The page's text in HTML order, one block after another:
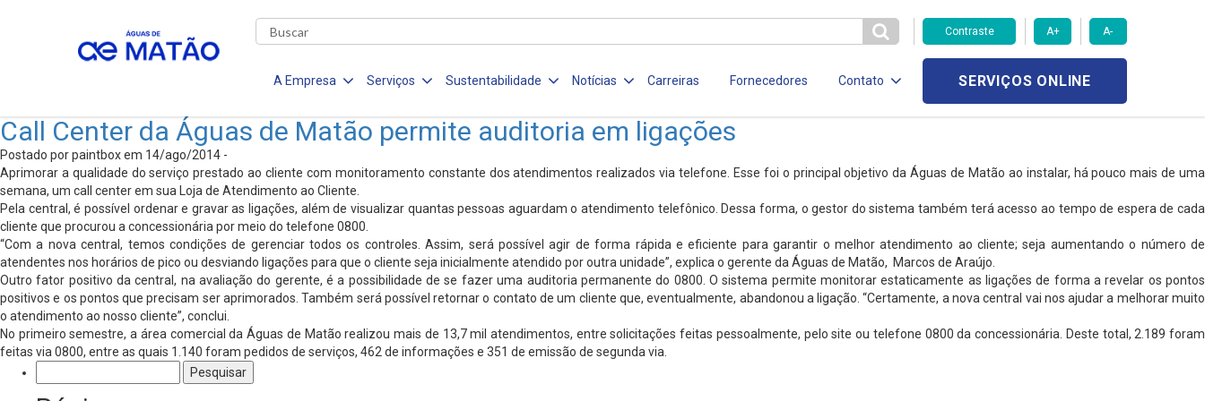
Contraste A+ A-
A Empresa Serviços Sustentabilidade Notícias Carreiras Fornecedores Contato SERVIÇOS ONLINE
Call Center da Águas de Matão permite auditoria em ligações
Postado por paintbox em 14/ago/2014 -
Aprimorar a qualidade do serviço prestado ao cliente com monitoramento constante dos atendimentos realizados via telefone. Esse foi o principal objetivo da Águas de Matão ao instalar, há pouco mais de uma
semana, um call center em sua Loja de Atendimento ao Cliente.
Pela central, é possível ordenar e gravar as ligações, além de visualizar quantas pessoas aguardam o atendimento telefônico. Dessa forma, o gestor do sistema também terá acesso ao tempo de espera de cada
cliente que procurou a concessionária por meio do telefone 0800.
“Com a nova central, temos condições de gerenciar todos os controles. Assim, será possível agir de forma rápida e eficiente para garantir o melhor atendimento ao cliente; seja aumentando o número de
atendentes nos horários de pico ou desviando ligações para que o cliente seja inicialmente atendido por outra unidade”, explica o gerente da Águas de Matão, Marcos de Araújo.
Outro fator positivo da central, na avaliação do gerente, é a possibilidade de se fazer uma auditoria permanente do 0800. O sistema permite monitorar estaticamente as ligações de forma a revelar os pontos
positivos e os pontos que precisam ser aprimorados. Também será possível retornar o contato de um cliente que, eventualmente, abandonou a ligação. “Certamente, a nova central vai nos ajudar a melhorar muito
o atendimento ao nosso cliente”, conclui.
No primeiro semestre, a área comercial da Águas de Matão realizou mais de 13,7 mil atendimentos, entre solicitações feitas pessoalmente, pelo site ou telefone 0800 da concessionária. Deste total, 2.189 foram
feitas via 0800, entre as quais 1.140 foram pedidos de serviços, 462 de informações e 351 de emissão de segunda via.
por: